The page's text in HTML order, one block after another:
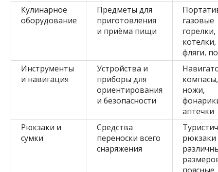
Кулинарное
оборудование
Предметы для
приготовления
и приёма пищи
газовые
горелки,
котелки,
фляги,
Инструменты
и навигация
Устройства и
приборы для
ориентирования
и безопасности
компасы,
ножи,
аптечки
Рюкзаки и
сумки
Средства
переноски всего
снаряжения
рюкзаки